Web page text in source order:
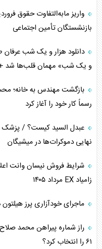
تأثیر جنگ ایران و آمریکا بر
اربعین، کابوس مشترک
برنامه هفتم توسعه در نقطه
اوکراین بازوی مخرب آمریکا
اهمیت راهبردی اردن برای
پیام، ظرفیت بالفعل‌نشده
همسویی عربستان با سنتکام
ترامپ و توهم خلع سلاح
بازنشستگان تأمین اجتماعی
دانلود هزار و یک شب عرفان
و یک شب» مهمان قلب‌ها شد
بازگشت مهندس به خانه؛
رسماً کار خود را آغاز کرد
عبدل السید کیست؟ / پزشک
نهایی دموکرات‌ها در میشیگان
شرایط فروش نیسان وانت
زامیاد EX مرداد ۱۴۰۵
ماجرای خودآزاری پرز
راز شماره پیراهن محمد
۶۱ را انتخاب کرد؟